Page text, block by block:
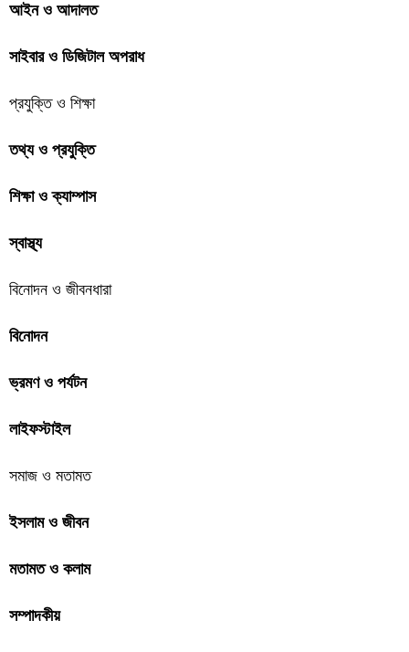
আইন ও আদালত
সাইবার ও ডিজিটাল অপরাধ
প্রযুক্তি ও শিক্ষা
তথ্য ও প্রযুক্তি
শিক্ষা ও ক্যাম্পাস
স্বাস্থ্য
বিনোদন ও জীবনধারা
বিনোদন
ভ্রমণ ও পর্যটন
লাইফস্টাইল
সমাজ ও মতামত
ইসলাম ও জীবন
মতামত ও কলাম
সম্পাদকীয়